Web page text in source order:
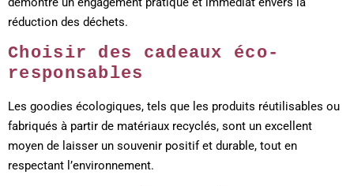
réduction des déchets.
Choisir des cadeaux éco-
responsables
Les goodies écologiques, tels que les produits réutilisables ou
fabriqués à partir de matériaux recyclés, sont un excellent
moyen de laisser un souvenir positif et durable, tout en
respectant l’environnement.